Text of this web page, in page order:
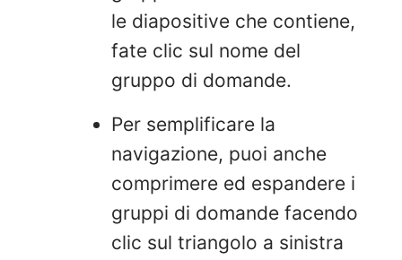
le diapositive che contiene,
fate clic sul nome del
gruppo di domande.
Per semplificare la
navigazione, puoi anche
comprimere ed espandere i
gruppi di domande facendo
clic sul triangolo a sinistra